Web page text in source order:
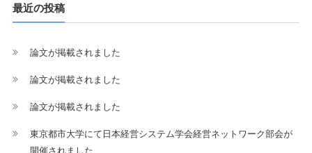
シ
ョ
ン
最近の投稿
論文が掲載されました
論文が掲載されました
論文が掲載されました
東京都市大学にて日本経営システム学会経営ネットワーク部会が
開催されました